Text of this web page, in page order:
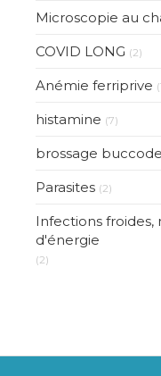
Microscopie au
COVID LONG (2)
Anémie ferriprive
histamine (7)
brossage
Parasites (2)
Infections froides,
d'énergie
(2)